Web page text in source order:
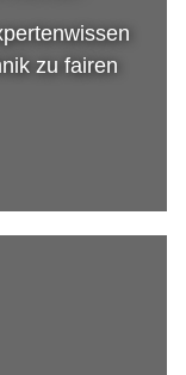
zu fairen